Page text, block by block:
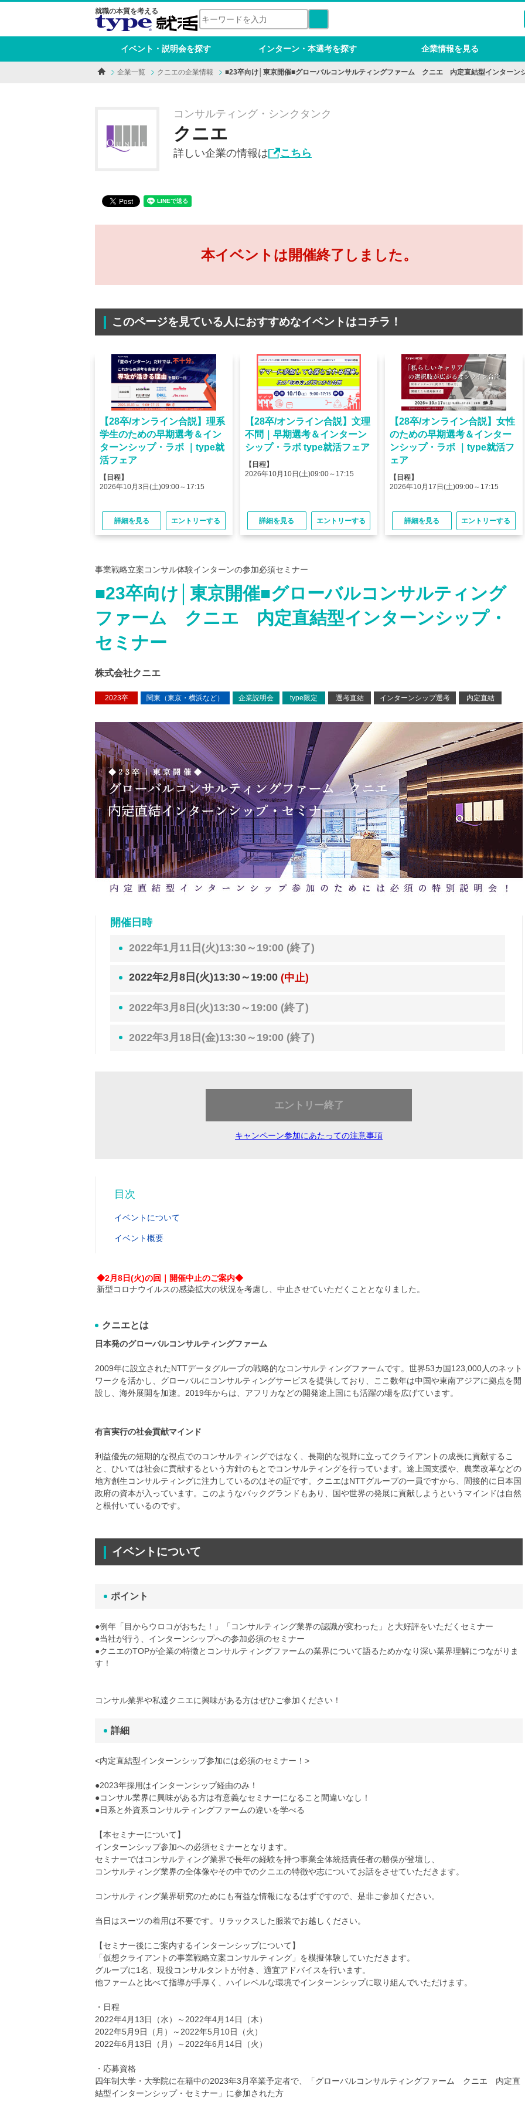
就職の本質を考える
イベント・説明会を探す インターン・本選考を探す 企業情報を見る
企業一覧 クニエの企業情報 ■23卒向け│東京開催■グローバルコンサルティングファーム クニエ 内定直結型インターン
コンサルティング・シンクタンク
クニエ
詳しい企業の情報は こちら
本イベントは開催終了しました。
このページを見ている人におすすめなイベントはコチラ！
【28卒/オンライン合説】理系
学生のための早期選考＆イン
ターンシップ・ラボ ｜type就
活フェア
【日程】
2026年10月3日(土)09:00～17:15
詳細を見る エントリーする
【28卒/オンライン合説】文理
不問｜早期選考＆インターン
シップ・ラボ type就活フェア
【日程】
2026年10月10日(土)09:00～17:15
詳細を見る エントリーする
【28卒/オンライン合説】女性
のための早期選考＆インター
ンシップ・ラボ ｜type就活フ
ェア
【日程】
2026年10月17日(土)09:00～17:15
詳細を見る エントリーする
事業戦略立案コンサル体験インターンの参加必須セミナー
■23卒向け│東京開催■グローバルコンサルティング
ファーム クニエ 内定直結型インターンシップ・
セミナー
株式会社クニエ
2023卒 関東（東京・横浜など） 企業説明会 type限定 選考直結 インターンシップ選考 内定直結
開催日時
2022年1月11日(火)13:30～19:00 (終了)
2022年2月8日(火)13:30～19:00 (中止)
2022年3月8日(火)13:30～19:00 (終了)
2022年3月18日(金)13:30～19:00 (終了)
エントリー終了
キャンペーン参加にあたっての注意事項
目次
イベントについて
イベント概要
◆2月8日(火)の回｜開催中止のご案内◆
新型コロナウイルスの感染拡大の状況を考慮し、中止させていただくこととなりました。
クニエとは
日本発のグローバルコンサルティングファーム
2009年に設立されたNTTデータグループの戦略的なコンサルティングファームです。世界53カ国123,000人のネット
ワークを活かし、グローバルにコンサルティングサービスを提供しており、ここ数年は中国や東南アジアに拠点を開
設し、海外展開を加速。2019年からは、アフリカなどの開発途上国にも活躍の場を広げています。
有言実行の社会貢献マインド
利益優先の短期的な視点でのコンサルティングではなく、長期的な視野に立ってクライアントの成長に貢献するこ
と、ひいては社会に貢献するという方針のもとでコンサルティングを行っています。途上国支援や、農業改革などの
地方創生コンサルティングに注力しているのはその証です。クニエはNTTグループの一員ですから、間接的に日本国
政府の資本が入っています。このようなバックグランドもあり、国や世界の発展に貢献しようというマインドは自然
と根付いているのです。
イベントについて
ポイント
●例年「目からウロコがおちた！」「コンサルティング業界の認識が変わった」と大好評をいただくセミナー
●当社が行う、インターンシップへの参加必須のセミナー
●クニエのTOPが企業の特徴とコンサルティングファームの業界について語るためかなり深い業界理解につながりま
す！
コンサル業界や私達クニエに興味がある方はぜひご参加ください！
詳細
<内定直結型インターンシップ参加には必須のセミナー！>
●2023年採用はインターンシップ経由のみ！
●コンサル業界に興味がある方は有意義なセミナーになること間違いなし！
●日系と外資系コンサルティングファームの違いを学べる
【本セミナーについて】
インターンシップ参加への必須セミナーとなります。
セミナーではコンサルティング業界で長年の経験を持つ事業全体統括責任者の勝俣が登壇し、
コンサルティング業界の全体像やその中でのクニエの特徴や志についてお話をさせていただきます。
コンサルティング業界研究のためにも有益な情報になるはずですので、是非ご参加ください。
当日はスーツの着用は不要です。リラックスした服装でお越しください。
【セミナー後にご案内するインターンシップについて】
「仮想クライアントの事業戦略立案コンサルティング」を模擬体験していただきます。
グループに1名、現役コンサルタントが付き、適宜アドバイスを行います。
他ファームと比べて指導が手厚く、ハイレベルな環境でインターンシップに取り組んでいただけます。
・日程
2022年4月13日（水）～2022年4月14日（木）
2022年5月9日（月）～2022年5月10日（火）
2022年6月13日（月）～2022年6月14日（火）
・応募資格
四年制大学・大学院に在籍中の2023年3月卒業予定者で、「グローバルコンサルティングファーム クニエ 内定直
結型インターンシップ・セミナー」に参加された方